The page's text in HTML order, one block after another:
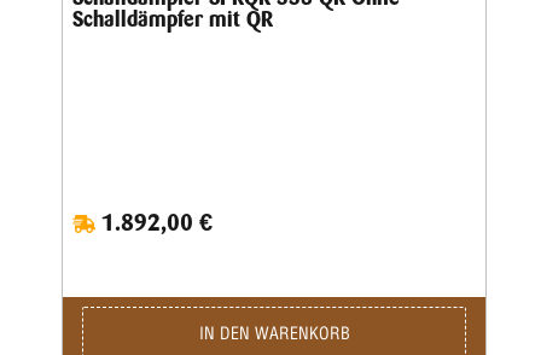
Schalldämpfer mit QR
1.892,00 €
IN DEN WARENKORB